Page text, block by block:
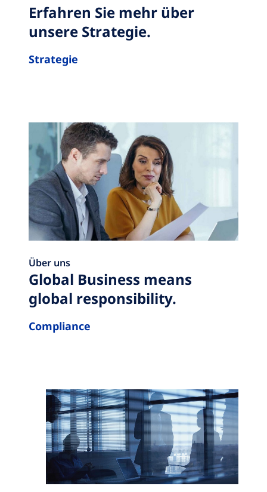
Erfahren Sie mehr über
unsere Strategie.
Strategie
Über uns
Global Business means
global responsibility.
Compliance